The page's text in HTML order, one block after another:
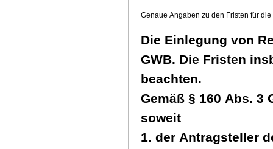
Genaue Angaben zu den Fristen für
Die Einlegung von
GWB. Die Fristen
beachten.
Gemäß § 160 Abs. 3
soweit
1. der Antragsteller